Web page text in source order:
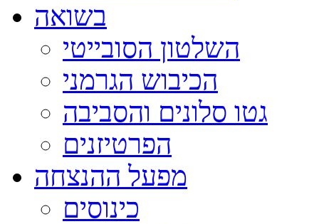
בשואה
השלטון הסובייטי
הכיבוש הגרמני
גטו סלונים והסביבה
הפרטיזנים
מפעל ההנצחה
כינוסים